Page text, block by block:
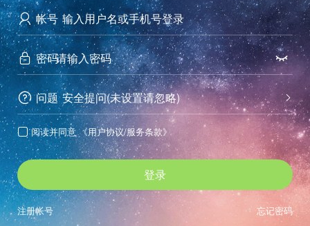
 帐号
 密码 
 问题 
安全提问(未设置请忽略)
 阅读并同意 《用户协议/服务条款》
登录
忘记密码
注册帐号